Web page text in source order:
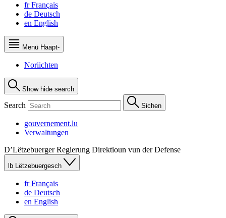
fr Français
de Deutsch
en English
Menü Haapt-
Noriichten
Show hide search
Search Sichen
gouvernement.lu
Verwaltungen
D’Lëtzebuerger Regierung Direktioun vun der Defense
lb Lëtzebuergesch
fr Français
de Deutsch
en English